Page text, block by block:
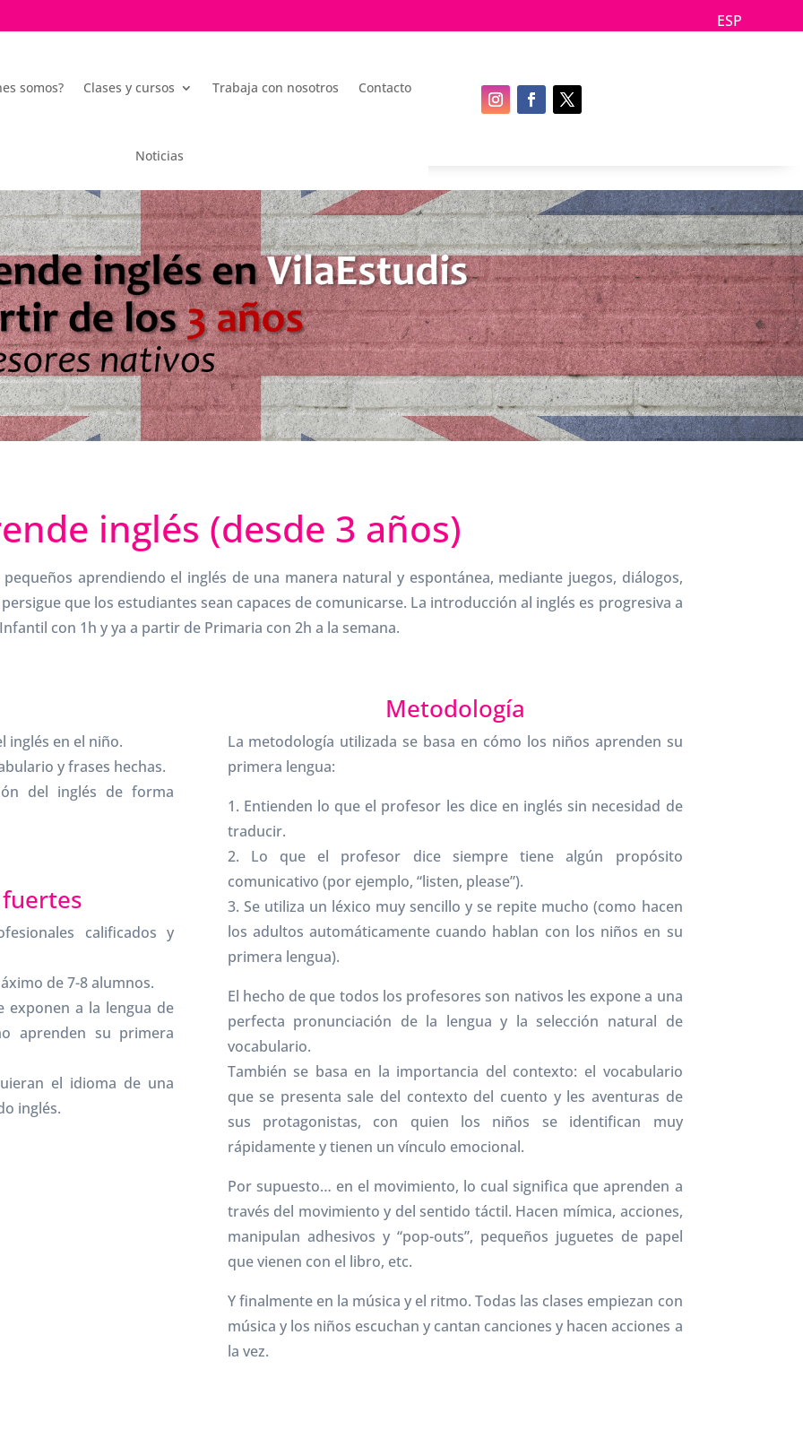
ESP
somos? Clases y cursos Trabaja con nosotros Contacto
Noticias
inglés (desde 3 años)
aprendiendo el inglés de una manera natural y espontánea, mediante juegos, diálogos,
que los estudiantes sean capaces de comunicarse. La introducción al inglés es progresiva a
con 1h y ya a partir de Primaria con 2h a la semana.
inglés en el niño.
y frases hechas.
del inglés de forma
calificados y
de 7-8 alumnos.
exponen a la lengua de
aprenden su primera
el idioma de una
inglés.
Metodología
La metodología utilizada se basa en cómo los niños aprenden su
primera lengua:
1. Entienden lo que el profesor les dice en inglés sin necesidad de
traducir.
2. Lo que el profesor dice siempre tiene algún propósito
comunicativo (por ejemplo, “listen, please”).
3. Se utiliza un léxico muy sencillo y se repite mucho (como hacen
los adultos automáticamente cuando hablan con los niños en su
primera lengua).
El hecho de que todos los profesores son nativos les expone a una
perfecta pronunciación de la lengua y la selección natural de
vocabulario.
También se basa en la importancia del contexto: el vocabulario
que se presenta sale del contexto del cuento y les aventuras de
sus protagonistas, con quien los niños se identifican muy
rápidamente y tienen un vínculo emocional.
Por supuesto… en el movimiento, lo cual significa que aprenden a
través del movimiento y del sentido táctil. Hacen mímica, acciones,
manipulan adhesivos y “pop-outs”, pequeños juguetes de papel
que vienen con el libro, etc.
Y finalmente en la música y el ritmo. Todas las clases empiezan con
música y los niños escuchan y cantan canciones y hacen acciones a
la vez.